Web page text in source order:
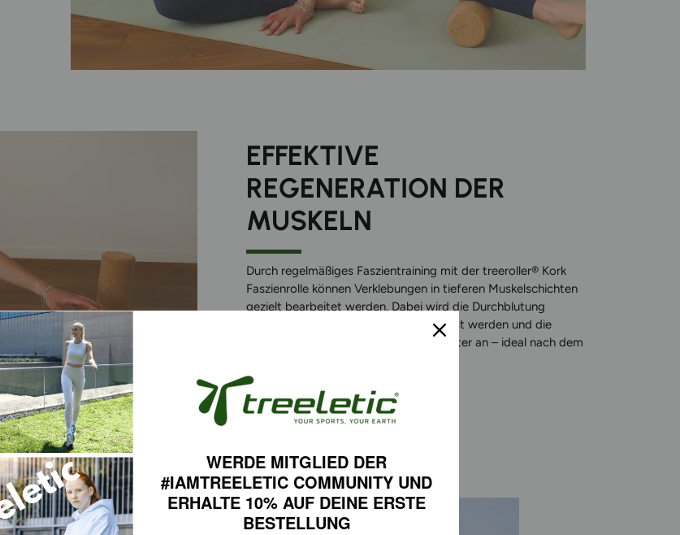
EFFEKTIVE
REGENERATION DER
MUSKELN
Durch regelmäßiges Faszientraining mit der treeroller® Kork
Faszienrolle können Verklebungen in tieferen Muskelschichten
gezielt bearbeitet werden. Dabei wird die Durchblutung
angeregt, Verspannungen können gelöst werden und die
Muskulatur fühlt sich spürbar entspannter an – ideal nach dem
PERFEKTE SKILLSWERDE MITGLIED DER
#IAMTREELETIC COMMUNITY UND
ERHALTE 10% AUF DEINE ERSTE
BESTELLUNG